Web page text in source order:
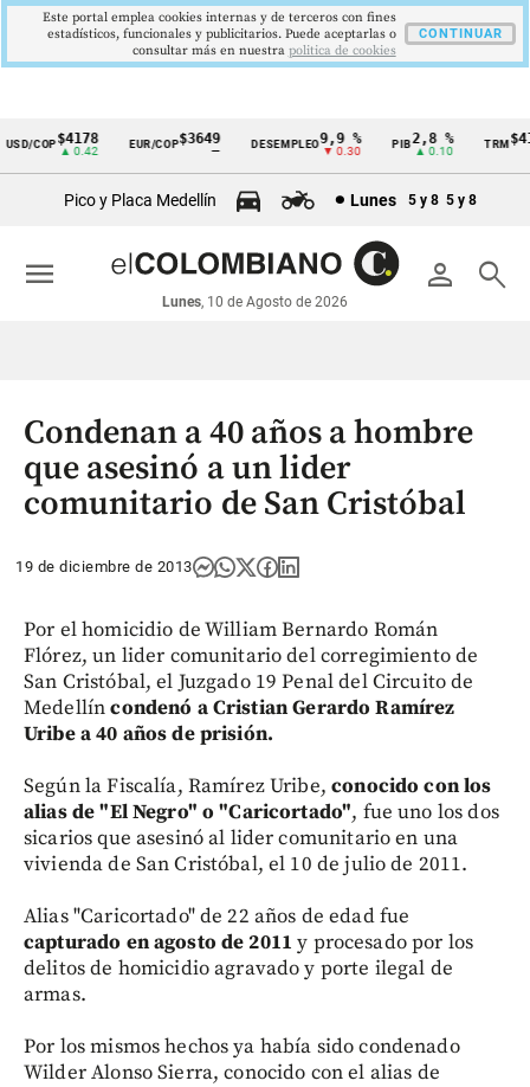
Cintillo
económicos
Colombia
COP$4178
▲ 0.42
EUR/COP$3649 DESEMPLEO 9,9 %
▼ 0.30
PIB2,8 %
▲ 0.10
TRM
Pico y Placa Medellín Lunes 5 y 8 5 y 8
person search
Lunes, 10 de Agosto de 2026
menu
Condenan a 40 años a hombre
que asesinó a un lider
comunitario de San Cristóbal
19 de diciembre de 2013
Por el homicidio de William Bernardo Román
Flórez, un lider comunitario del corregimiento de
San Cristóbal, el Juzgado 19 Penal del Circuito de
Medellíncondenó a Cristian Gerardo Ramírez
Uribe a 40 años de prisión.
Según la Fiscalía, Ramírez Uribe,conocido con los
alias de "El Negro" o "Caricortado", fue uno los dos
sicarios que asesinó al lider comunitario en una
vivienda de San Cristóbal, el 10 de julio de 2011.
Alias "Caricortado" de 22 años de edad fue
capturado en agosto de 2011 y procesado por los
delitos de homicidio agravado y porte ilegal de
armas.
Por los mismos hechos ya había sido condenado
Wilder Alonso Sierra, conocido con el alias de
Este portal emplea cookies internas y de terceros con fines
estadísticos, funcionales y publicitarios. Puede aceptarlas o
consultar más en nuestra politica de cookies
CONTINUAR